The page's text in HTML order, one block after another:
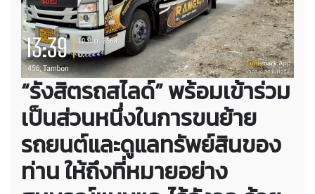
“รังสิตรถสไลด์” พร้อมเข้าร่วม
เป็นส่วนหนึ่งในการขนย้าย
รถยนต์และดูแลทรัพย์สินของ
ท่าน ให้ถึงที่หมายอย่าง